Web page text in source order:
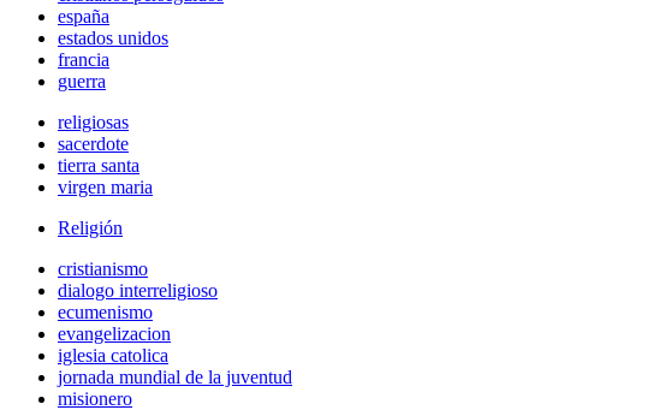
españa
estados unidos
francia
guerra
religiosas
sacerdote
tierra santa
virgen maria
Religión
cristianismo
dialogo interreligioso
ecumenismo
evangelizacion
iglesia catolica
jornada mundial de la juventud
misionero